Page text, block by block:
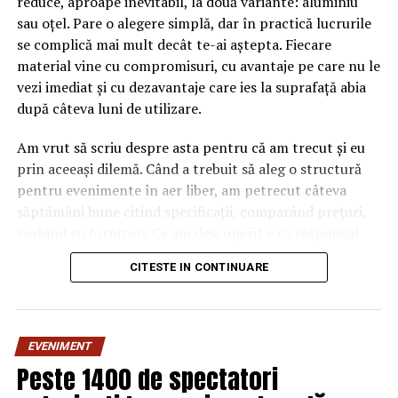
sau oțel. Pare o alegere simplă, dar în practică lucrurile
se complică mai mult decât te-ai aștepta. Fiecare
material vine cu compromisuri, cu avantaje pe care nu le
vezi imediat și cu dezavantaje care ies la suprafață abia
după câteva luni de utilizare.
Am vrut să scriu despre asta pentru că am trecut și eu
prin aceeași dilemă. Când a trebuit să aleg o structură
pentru evenimente în aer liber, am petrecut câteva
săptămâni bune citind specificații, comparând prețuri,
„corect” depinde mult de context, de cât de des muți
pavilionul și de ce condiții meteo ai de înfruntat.
materialului mai mult decât
CITESTE IN CONTINUARE
EVENIMENT
Peste 1400 de spectatori